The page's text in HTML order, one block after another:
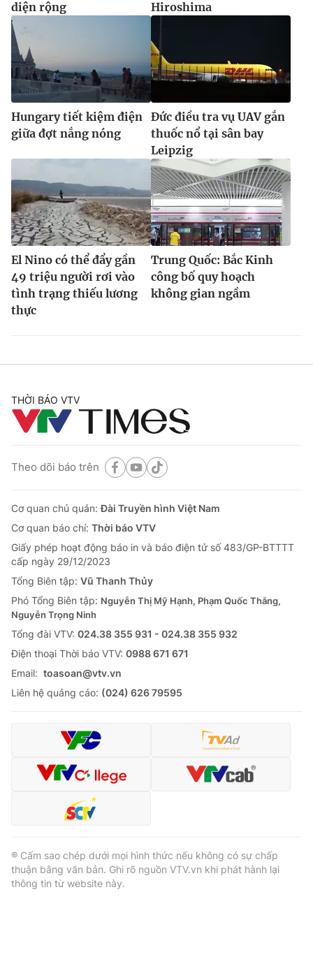
diện rộng
Hiroshima
Hungary tiết kiệm điện
giữa đợt nắng nóng
Đức điều tra vụ UAV gắn
thuốc nổ tại sân bay
Leipzig
El Nino có thể đẩy gần
49 triệu người rơi vào
tình trạng thiếu lương
thực
Trung Quốc: Bắc Kinh
công bố quy hoạch
không gian ngầm
THỜI BÁO VTV
Theo dõi báo trên
Cơ quan chủ quản:Đài Truyền hình Việt Nam
Cơ quan báo chí: Thời báo VTV
Giấy phép hoạt động báo in và báo điện tử số 483/GP-BTTTT
cấp ngày 29/12/2023
Tổng Biên tập: Vũ Thanh Thủy
Phó Tổng Biên tập: Nguyễn Thị Mỹ Hạnh, Phạm Quốc Thắng,
Nguyễn Trọng Ninh
Tổng đài VTV: 024.38 355 931 - 024.38 355 932
Ðiện thoại Thời báo VTV: 0988 671 671
Email: toasoan@vtv.vn
Liên hệ quảng cáo: (024) 626 79595
® Cấm sao chép dưới mọi hình thức nếu không có sự chấp
thuận bằng văn bản. Ghi rõ nguồn VTV.vn khi phát hành lại
thông tin từ website này.